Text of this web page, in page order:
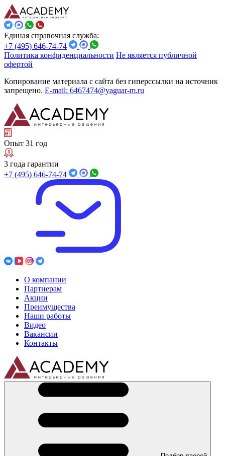
Единая справочная служба:
+7 (495) 646-74-74
Политика конфиденциальности Не является публичной
офертой
Копирование материала с сайта без гиперссылки на источник
запрещено. E-mail: 6467474@yaguar-m.ru
Опыт 31 год
3 года гарантии
+7 (495) 646-74-74
О компании
Партнерам
Акции
Преимущества
Наши работы
Видео
Вакансии
Контакты